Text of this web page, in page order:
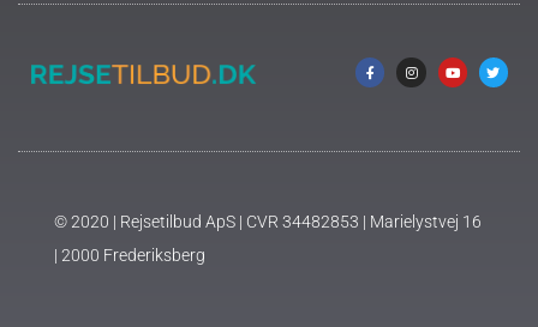
© 2020 | Rejsetilbud ApS | CVR 34482853 | Marielystvej 16
| 2000 Frederiksberg